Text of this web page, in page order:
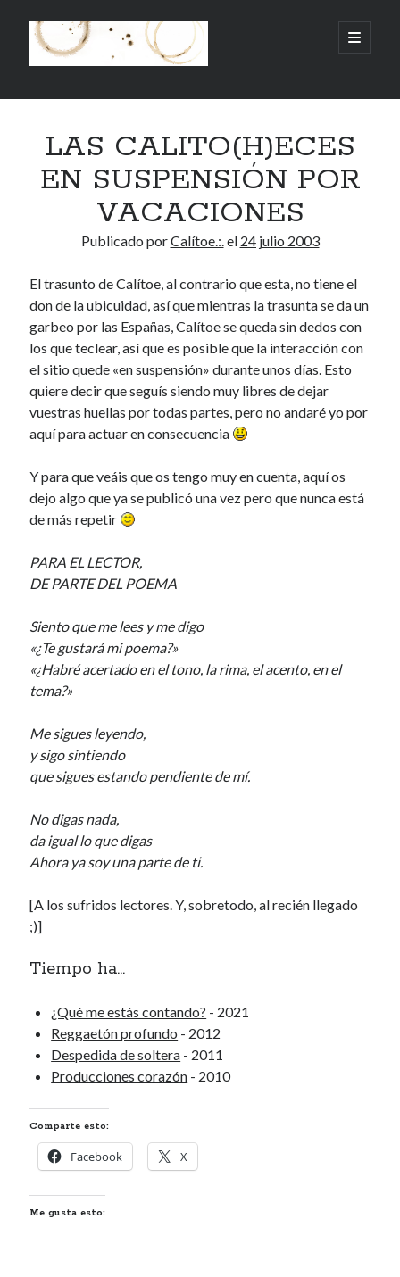
.:.Calito(h)eces.:.
abrir
menú
Barra
Buscar
No compres, adopta
Tienen algo que decir:
Calítoe.:.enMI HÁMSTER
RenegibertaguenMI HÁMSTER
Calítoe.:.enMaría Gripe
DanielaenMaría Gripe
Alea jacta est
POR AMOR
Primera ley de la interacción
humana
Categorías
Categorías
Archivos
Archivos
Voyeurismo
Blue Jay Way
El Forat
El hombre que comía diccionarios
Furia
Korochi Industries
Microbis
LAS CALITO(H)ECES
EN SUSPENSIÓN POR
VACACIONES
Publicado porCalítoe.:.el 24 julio 2003
El trasunto de Calítoe, al contrario que esta, no tiene el
don de la ubicuidad, así que mientras la trasunta se da un
garbeo por las Españas, Calítoe se queda sin dedos con
los que teclear, así que es posible que la interacción con
el sitio quede «en suspensión» durante unos días. Esto
quiere decir que seguís siendo muy libres de dejar
vuestras huellas por todas partes, pero no andaré yo por
aquí para actuar en consecuencia
Y para que veáis que os tengo muy en cuenta, aquí os
dejo algo que ya se publicó una vez pero que nunca está
de más repetir
PARA EL LECTOR,
DE PARTE DEL POEMA
Siento que me lees y me digo
«¿Te gustará mi poema?»
«¿Habré acertado en el tono, la rima, el acento, en el
tema?»
Me sigues leyendo,
y sigo sintiendo
que sigues estando pendiente de mí.
No digas nada,
da igual lo que digas
Ahora ya soy una parte de ti.
[A los sufridos lectores. Y, sobretodo, al recién llegado
;)]
Tiempo ha...
¿Qué me estás contando? - 2021
Reggaetón profundo - 2012
Despedida de soltera - 2011
Producciones corazón - 2010
Comparte esto:
Facebook X
Me gusta esto: